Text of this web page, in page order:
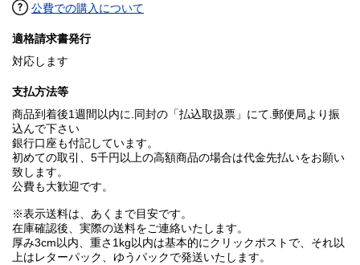
公費での購入について
適格請求書発行
対応します
支払方法等
商品到着後1週間以内に.同封の「払込取扱票」にて.郵便局より振
込んで下さい
銀行口座も付記しています。
初めての取引、5千円以上の高額商品の場合は代金先払いをお願い
致します。
公費も大歓迎です。
※表示送料は、あくまで目安です。
在庫確認後、実際の送料をご連絡いたします。
厚み3cm以内、重さ1kg以内は基本的にクリックポストで、それ以
上はレターパック、ゆうパックで発送いたします。